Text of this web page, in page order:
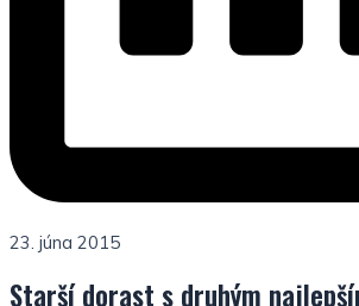
23. júna 2015
Starší dorast s druhým